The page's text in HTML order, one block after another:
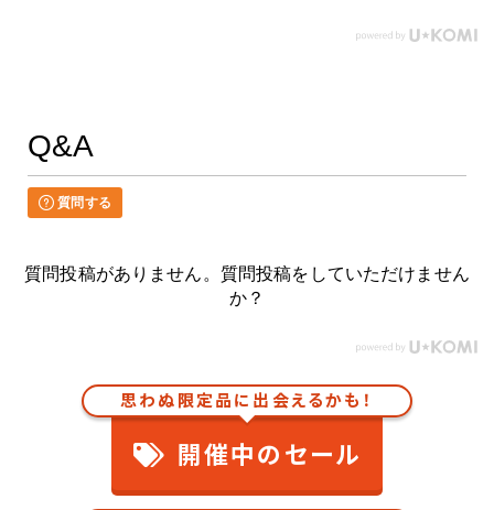
Q&A
質問する
質問投稿がありません。質問投稿をしていただけません
か？
思わぬ限定品に出会えるかも！
開催中のセール